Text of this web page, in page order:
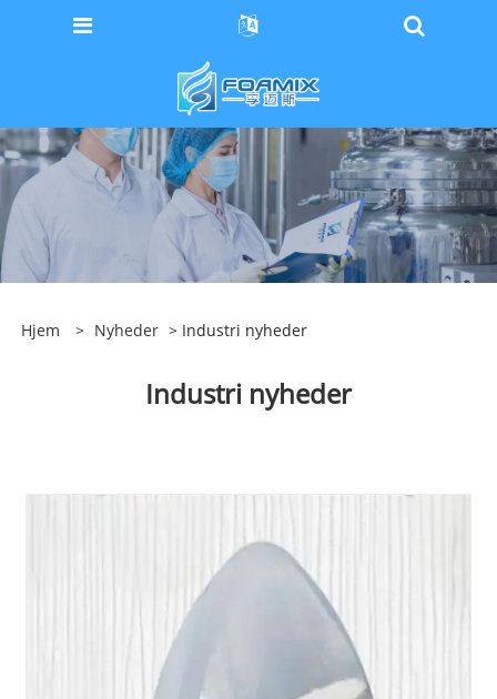
Hjem > Nyheder > Industri nyheder
Industri nyheder